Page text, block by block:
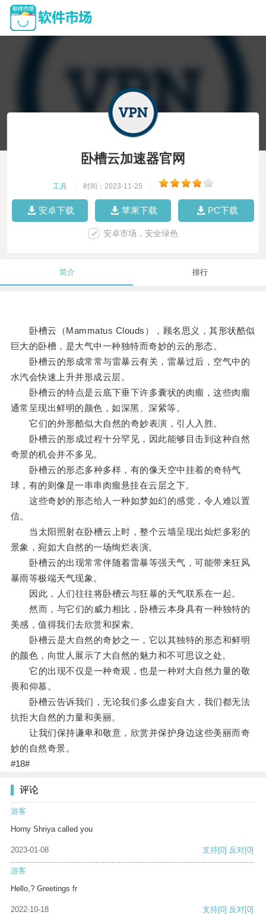
卧槽云加速器官网
工具 时间：2023-11-25
安卓下载 苹果下载 PC下载
安卓市场，安全绿色
简介 排行
卧槽云（Mammatus Clouds），顾名思义，其形状酷似
巨大的卧槽，是大气中一种独特而奇妙的云的形态。
卧槽云的形成常常与雷暴云有关，雷暴过后，空气中的
水汽会快速上升并形成云层。
卧槽云的特点是云底下垂下许多囊状的肉瘤，这些肉瘤
通常呈现出鲜明的颜色，如深黑、深紫等。
它们的外形酷似大自然的奇妙表演，引人入胜。
卧槽云的形成过程十分罕见，因此能够目击到这种自然
奇景的机会并不多见。
卧槽云的形态多种多样，有的像天空中挂着的奇特气
球，有的则像是一串串肉瘤悬挂在云层之下。
这些奇妙的形态给人一种如梦如幻的感觉，令人难以置
信。
当太阳照射在卧槽云上时，整个云墙呈现出灿烂多彩的
景象，宛如大自然的一场绚烂表演。
卧槽云的出现常常伴随着雷暴等强天气，可能带来狂风
暴雨等极端天气现象。
因此，人们往往将卧槽云与狂暴的天气联系在一起。
然而，与它们的威力相比，卧槽云本身具有一种独特的
美感，值得我们去欣赏和探索。
卧槽云是大自然的奇妙之一，它以其独特的形态和鲜明
的颜色，向世人展示了大自然的魅力和不可思议之处。
它的出现不仅是一种奇观，也是一种对大自然力量的敬
畏和仰慕。
卧槽云告诉我们，无论我们多么虚妄自大，我们都无法
抗拒大自然的力量和美丽。
让我们保持谦卑和敬意，欣赏并保护身边这些美丽而奇
妙的自然奇景。
#18#
评论
游客
Horny Shriya called you
2023-01-08 支持[0] 反对[0]
游客
Hello,? Greetings fr
2022-10-18 支持[0] 反对[0]